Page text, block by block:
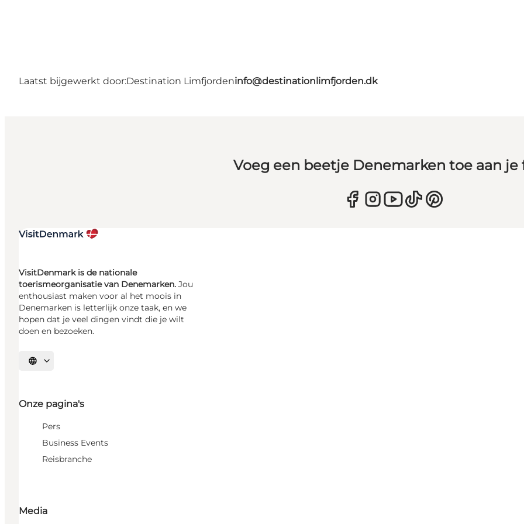
Laatst bijgewerkt door:Destination Limfjordeninfo@destinationlimfjorden.dk
Voeg een beetje Denemarken toe aan je
VisitDenmark is de nationale
toerismeorganisatie van Denemarken. Jou
enthousiast maken voor al het moois in
Denemarken is letterlijk onze taak, en we
hopen dat je veel dingen vindt die je wilt
doen en bezoeken.
Selecteer taal
Onze pagina's
Pers
Business Events
Reisbranche
Media